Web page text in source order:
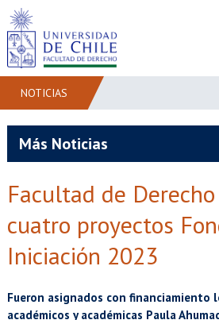
ADMISIÓN
NOTICIAS
Más Noticias
Facultad de
cuatro proyectos
Iniciación 2023
Fueron asignados con financiamiento
académicos y académicas Paula